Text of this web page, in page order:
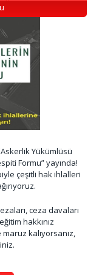
Yükümlüsü
Formu” yayında!
çeşitli hak ihlalleri
ceza davaları
hakkınız
kalıyorsanız,